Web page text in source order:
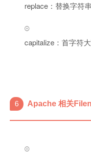
replace：替换字符串
capitalize：首字符
6 Apache 相关